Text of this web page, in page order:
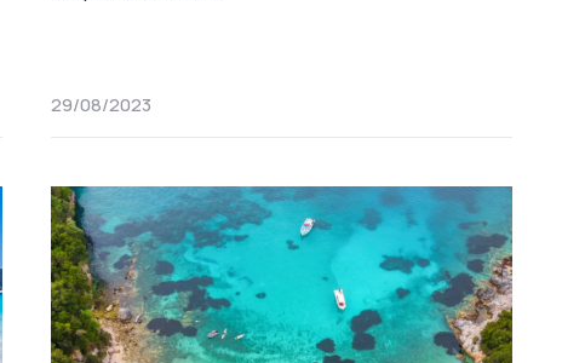
29/08/2023